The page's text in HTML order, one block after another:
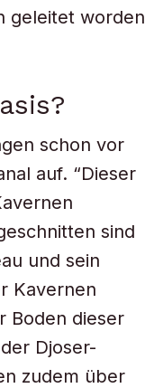
geleitet worden
schon vor
auf. “Dieser
sind
und sein
Kavernen
Boden dieser
Djoser-
zudem über